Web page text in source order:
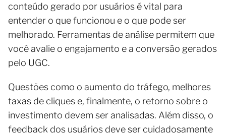
conteúdo gerado por usuários é vital para
entender o que funcionou e o que pode ser
melhorado. Ferramentas de análise permitem que
você avalie o engajamento e a conversão gerados
pelo UGC.
Questões como o aumento do tráfego, melhores
taxas de cliques e, finalmente, o retorno sobre o
investimento devem ser analisadas. Além disso, o
feedback dos usuários deve ser cuidadosamente